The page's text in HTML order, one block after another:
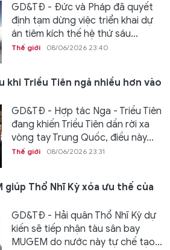
GD&TĐ - Đức và Pháp đã quyết
định tạm dừng việc triển khai dự
án tiêm kích thế hệ thứ sáu...
Thế giới 08/06/2026 23:40
khi Triều Tiên ngả nhiều hơn vào
GD&TĐ - Hợp tác Nga - Triều Tiên
đang khiến Triều Tiên dần rời xa
vòng tay Trung Quốc, điều này...
Thế giới 08/06/2026 23:31
giúp Thổ Nhĩ Kỳ xóa ưu thế của
GD&TĐ - Hải quân Thổ Nhĩ Kỳ dự
kiến ​​sẽ tiếp nhận tàu sân bay
MUGEM do nước này tự chế tạo...